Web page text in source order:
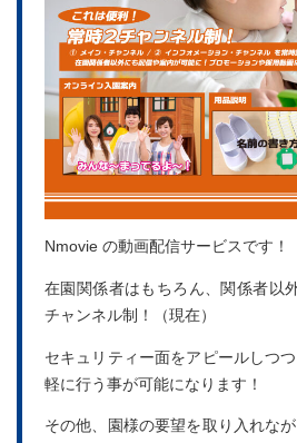
Nmovie の動画配信サービスです！
在園関係者はもちろん、関係者以
チャンネル制！（現在）
セキュリティー面をアピールしつ
軽に行う事が可能になります！
その他、園様の要望を取り入れな